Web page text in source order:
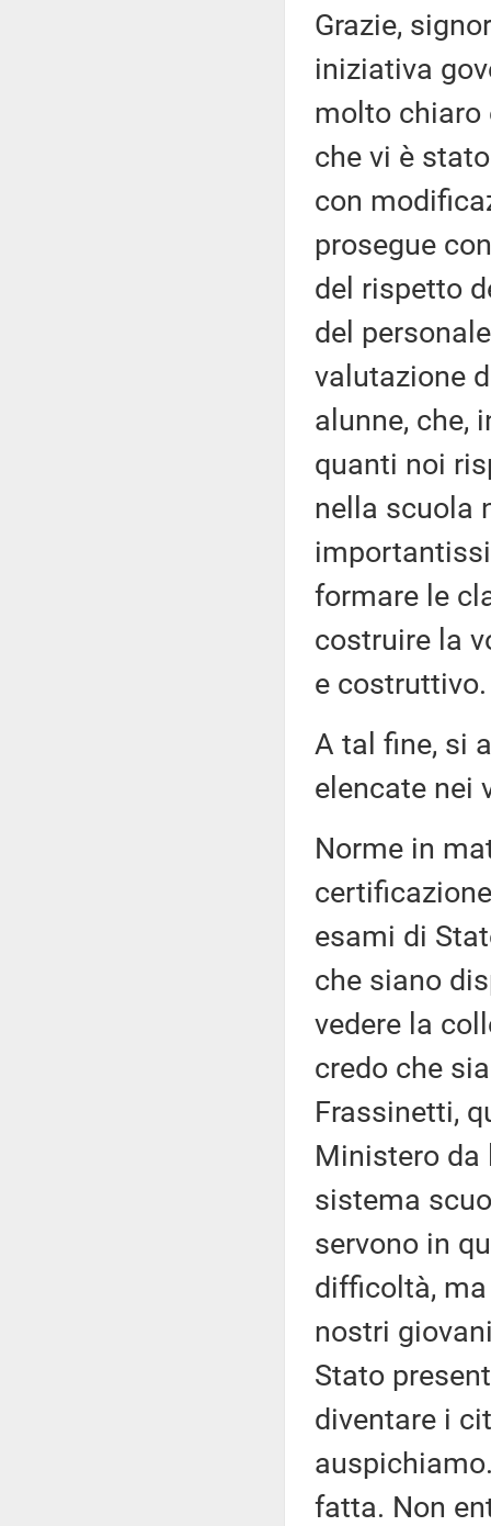
Grazie,
iniziativa
molto
che vi è
con
prosegue
del rispetto
del
valutazione
alunne, che,
quanti noi
nella scuola
formare le
costruire la
e costruttivo.
A tal fine, si
elencate nei
Norme in
esami di
che siano
vedere la
credo che
Frassinetti,
Ministero da
sistema
servono in
difficoltà,
nostri
Stato
diventare i
fatta. Non